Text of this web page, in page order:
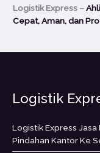
Logistik Express –
Cepat, Aman, dan
Logistik
Logistik Express Jasa
Pindahan Kantor Ke